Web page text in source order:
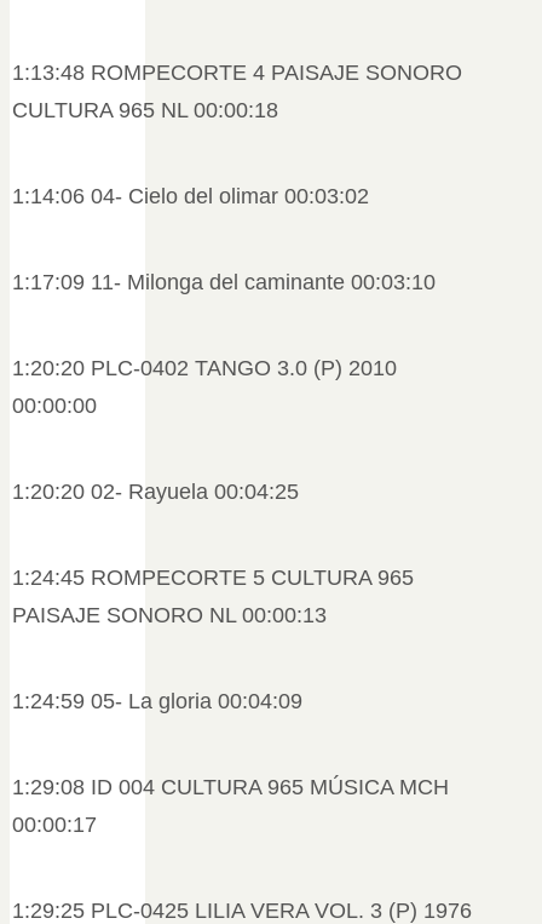
1:13:48 ROMPECORTE 4 PAISAJE SONORO
CULTURA 965 NL 00:00:18
1:14:06 04- Cielo del olimar 00:03:02
1:17:09 11- Milonga del caminante 00:03:10
1:20:20 PLC-0402 TANGO 3.0 (P) 2010
00:00:00
1:20:20 02- Rayuela 00:04:25
1:24:45 ROMPECORTE 5 CULTURA 965
PAISAJE SONORO NL 00:00:13
1:24:59 05- La gloria 00:04:09
1:29:08 ID 004 CULTURA 965 MÚSICA MCH
00:00:17
1:29:25 PLC-0425 LILIA VERA VOL. 3 (P) 1976